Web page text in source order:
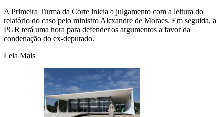
A Primeira Turma da Corte inicia o julgamento com a leitura do
relatório do caso pelo ministro Alexandre de Moraes. Em seguida, a
PGR terá uma hora para defender os argumentos a favor da
condenação do ex-deputado.
Leia Mais